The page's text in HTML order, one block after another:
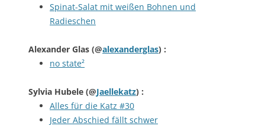
Spinat-Salat mit weißen Bohnen und
Radieschen
Alexander Glas (@alexanderglas) :
no state²
Sylvia Hubele (@Jaellekatz) :
Alles für die Katz #30
Jeder Abschied fällt schwer